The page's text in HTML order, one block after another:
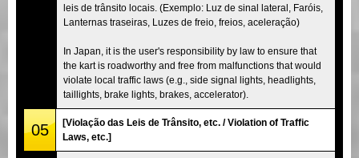
leis de trânsito locais. (Exemplo: Luz de sinal lateral, Faróis,
Lanternas traseiras, Luzes de freio, freios, aceleração)
In Japan, it is the user's responsibility by law to ensure that
the kart is roadworthy and free from malfunctions that would
violate local traffic laws (e.g., side signal lights, headlights,
taillights, brake lights, brakes, accelerator).
05
[Violação das Leis de Trânsito, etc. / Violation of Traffic
Laws, etc.]